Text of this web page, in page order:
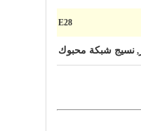
E28
, نسيج شبكة محبوك